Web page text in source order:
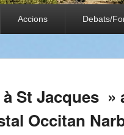
Accions Debats/
St Jacques »
Occitan